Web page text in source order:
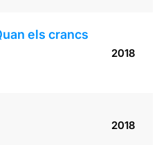
els crancs
2018
2018